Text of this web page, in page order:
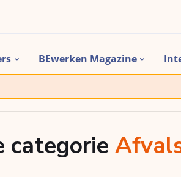
BEwerken Magazine
categorie